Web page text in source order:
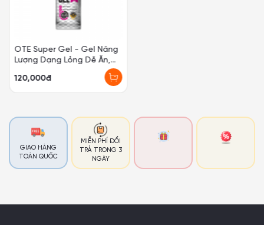
OTE Super Gel - Gel Năng
Lượng Dạng Lỏng Dễ Ăn,
Dàng Tiêu Hóa
120,000đ
GIAO HÀNG
TOÀN QUỐC
MIỄN PHÍ ĐỔI
TRẢ TRONG 3
NGÀY